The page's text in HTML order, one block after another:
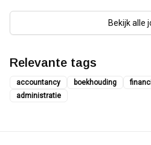
Bekijk alle
Relevante tags
accountancy boekhouding
administratie